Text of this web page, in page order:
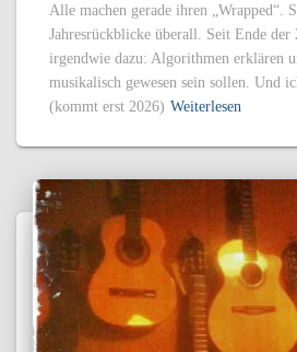
Alle machen gerade ihren „Wrapped“.
Jahresrückblicke überall. Seit Ende der
irgendwie dazu: Algorithmen erklären
musikalisch gewesen sein sollen. Und
(kommt erst 2026) Weiterlesen